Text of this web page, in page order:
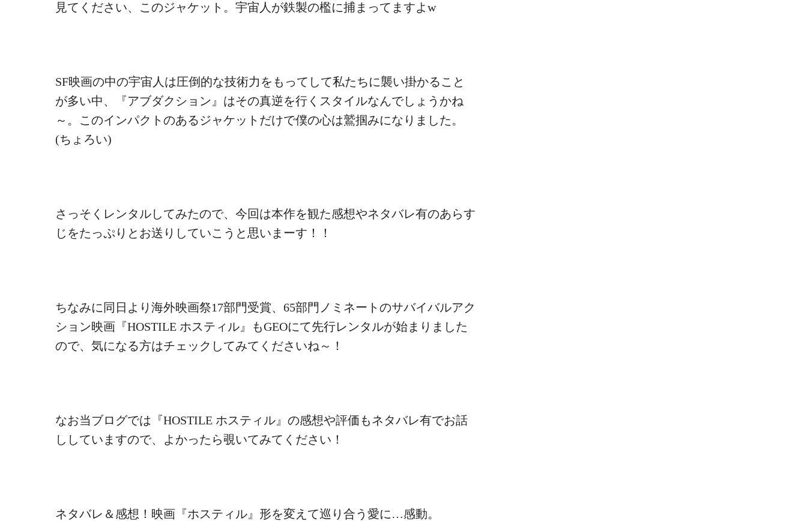
見てください、このジャケット。宇宙人が鉄製の檻に捕まってますよw
SF映画の中の宇宙人は圧倒的な技術力をもってして私たちに襲い掛かること
が多い中、『アブダクション 』はその真逆を行くスタイルなんでしょうかね
～。このインパクトのあるジャケットだけで僕の心は鷲掴みになりました。
(ちょろい)
さっそくレンタルしてみたので、今回は本作を観た感想やネタバレ有のあらす
じをたっぷりとお送りしていこうと思いまーす！！
ちなみに同日より海外映画祭17部門受賞、65部門ノミネートのサバイバルアク
ション映画『HOSTILE ホスティル 』もGEOにて先行レンタルが始まりました
ので、気になる方はチェックしてみてくださいね～！
なお当ブログでは『HOSTILE ホスティル 』の感想や評価もネタバレ有でお話
ししていますので、よかったら覗いてみてください！
ネタバレ＆感想！映画『ホスティル』形を変えて巡り合う愛に…感動。